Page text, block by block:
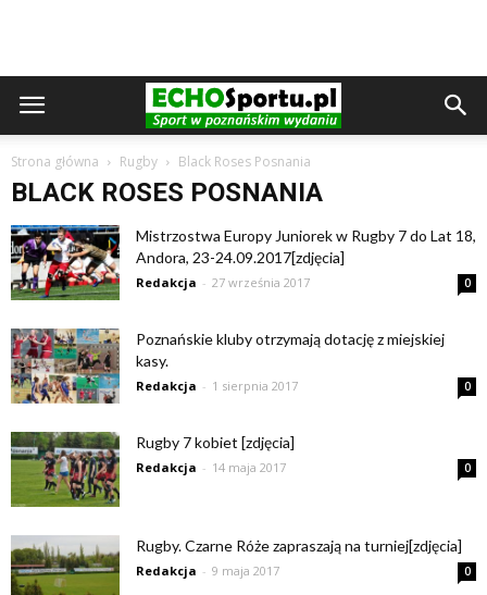
Strona główna Rugby Black Roses Posnania
BLACK ROSES POSNANIA
Mistrzostwa Europy Juniorek w Rugby 7 do Lat 18,
Andora, 23-24.09.2017[zdjęcia]
Redakcja - 27 września 2017 0
Poznańskie kluby otrzymają dotację z miejskiej
kasy.
Redakcja - 1 sierpnia 2017 0
Rugby 7 kobiet [zdjęcia]
Redakcja - 14 maja 2017 0
Rugby. Czarne Róże zapraszają na turniej[zdjęcia]
Redakcja - 9 maja 2017 0